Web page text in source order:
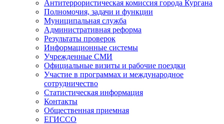
Антитеррористическая комиссия города Кургана
Полномочия, задачи и функции
Муниципальная служба
Административная реформа
Результаты проверок
Информационные системы
Учрежденные СМИ
Официальные визиты и рабочие поездки
Участие в программах и международное
сотрудничество
Статистическая информация
Контакты
Общественная приемная
ЕГИССО